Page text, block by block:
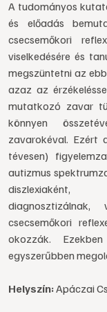
A tudományos
és előadás
csecsemőkori
viselkedésére és
megszüntetni az
azaz az
mutatkozó zavar
könnyen
zavarokéval. Ezért
tévesen)
autizmus
diszlexiaként,
csecsemőkori
okozzák.
egyszerűbben
Helyszín:Apáczai